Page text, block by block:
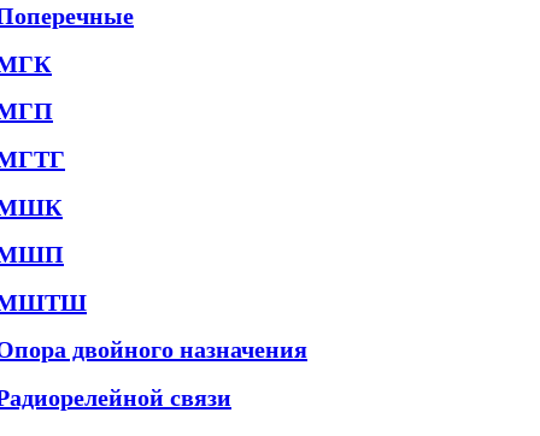
двойного назначения
связи